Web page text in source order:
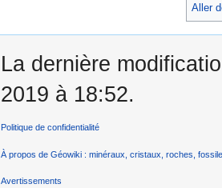
Aller
La dernière
2019 à 18:52.
Politique de confidentialité
À propos de Géowiki : minéraux, cristaux, roches,
Avertissements